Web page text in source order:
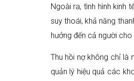
Ngoài ra, tình hình kinh
suy thoái, khả năng
hưởng đến cả người
Thu hồi nợ không chỉ là
quản lý hiệu quả các